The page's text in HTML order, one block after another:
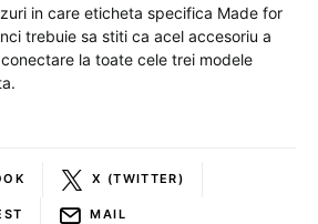
in care eticheta specifica Made for
trebuie sa stiti ca acel accesoriu a
la toate cele trei modele
X (TWITTER)
MAIL